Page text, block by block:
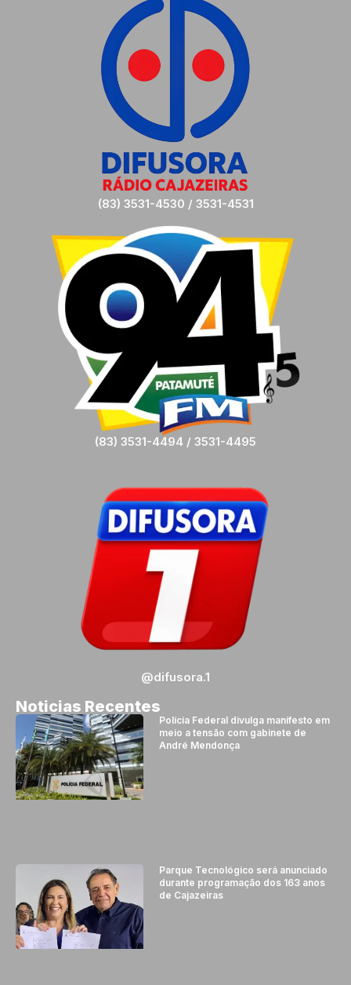
(83) 3531-4530 / 3531-4531
(83) 3531-4494 / 3531-4495
@difusora.1
Noticias Recentes
Polícia Federal divulga manifesto em
meio a tensão com gabinete de
André Mendonça
Parque Tecnológico será anunciado
durante programação dos 163 anos
de Cajazeiras